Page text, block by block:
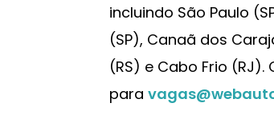
incluindo São Paulo
(SP), Canaã dos
(RS) e Cabo Frio
para